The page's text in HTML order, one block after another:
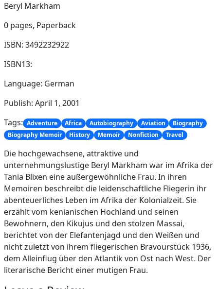
Beryl Markham
0 pages, Paperback
ISBN: 3492232922
ISBN13:
Language: German
Publish: April 1, 2001
Tags: Adventure Africa Autobiography Aviation
Biography
Biography Memoir
History Memoir Nonfiction Travel
Die hochgewachsene, attraktive und
unternehmungslustige Beryl Markham war im Afrika der
Tania Blixen eine außergewöhnliche Frau. In ihren
Memoiren beschreibt die leidenschaftliche Fliegerin ihr
abenteuerliches Leben im Afrika der Kolonialzeit. Sie
erzählt vom kenianischen Hochland und seinen
Bewohnern, den Kikujus und den stolzen Massai,
berichtet von der Elefantenjagd und den Weißen und
nicht zuletzt von ihrem fliegerischen Bravourstück 1936,
dem Alleinflug über den Atlantik von Ost nach West. Der
literarische Bericht einer mutigen Frau.